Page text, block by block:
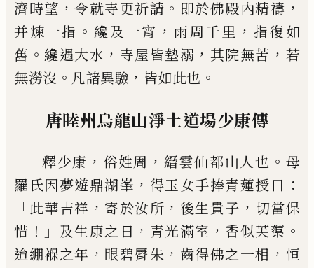
濟時望 ，令就寺更祈請 。 即於佛殿內精禱 ，
并煉一指 。 纔及一宵 ， 雨周千里 ， 指復如
舊 。 纔遇大水 ， 寺屋皆墊溺 ， 其院無苦 ， 若
無澇沒 。 凡諸異驗 ， 皆如此也 。
唐睦州烏龍山淨土道場少康傳
釋少康 ， 俗姓周 ， 縉雲仙都山人也 。 母
羅氏因夢遊鼎湖峯 ， 得玉女手捧青蓮授曰 ：
「此華吉祥 ， 寄於汝所 ， 後生貴子 ， 切當保
惜 ！」 及生康之日 ， 青光滿室 ， 香似芙蕖 。
迨綳褓之年 ， 眼碧脣朱 ， 齒得佛之一相 ， 恒